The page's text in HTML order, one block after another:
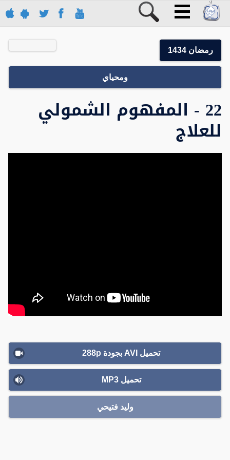
رمضان 1434
ومحياي
22 - المفهوم الشمولي
للعلاج
تحميل AVI بجودة 288p
تحميل MP3
وليد فتيحي